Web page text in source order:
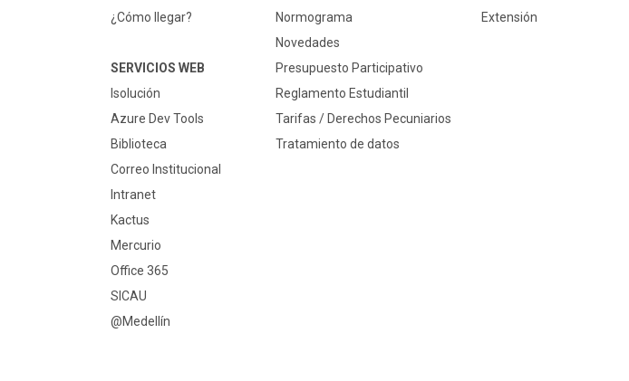
¿Cómo llegar?
SERVICIOS WEB
Isolución
Azure Dev Tools
Biblioteca
Correo Institucional
Intranet
Kactus
Mercurio
Office 365
SICAU
@Medellín
Normograma
Novedades
Presupuesto Participativo
Reglamento Estudiantil
Tarifas / Derechos Pecuniarios
Tratamiento de datos
Extensión